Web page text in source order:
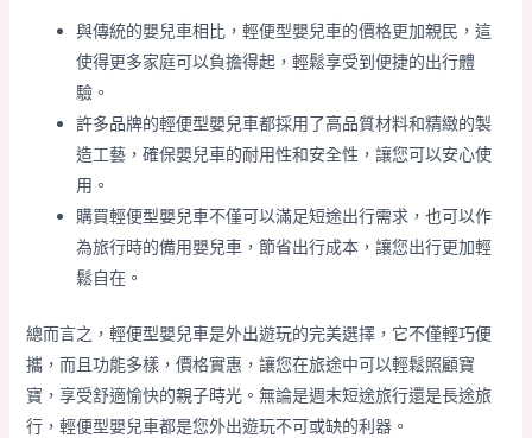
與傳統的嬰兒車相比，輕便型嬰兒車的價格更加親民，這
使得更多家庭可以負擔得起，輕鬆享受到便捷的出行體
驗。
許多品牌的輕便型嬰兒車都採用了高品質材料和精緻的製
造工藝，確保嬰兒車的耐用性和安全性，讓您可以安心使
用。
購買輕便型嬰兒車不僅可以滿足短途出行需求，也可以作
為旅行時的備用嬰兒車，節省出行成本，讓您出行更加輕
鬆自在。
總而言之，輕便型嬰兒車是外出遊玩的完美選擇，它不僅輕巧便
攜，而且功能多樣，價格實惠，讓您在旅途中可以輕鬆照顧寶
寶，享受舒適愉快的親子時光。無論是週末短途旅行還是長途旅
行，輕便型嬰兒車都是您外出遊玩不可或缺的利器。